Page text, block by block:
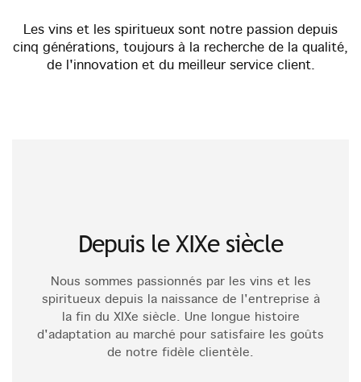
Les vins et les spiritueux sont notre passion depuis
cinq générations, toujours à la recherche de la qualité,
de l'innovation et du meilleur service client.
Depuis le XIXe siècle
Nous sommes passionnés par les vins et les
spiritueux depuis la naissance de l'entreprise à
la fin du XIXe siècle. Une longue histoire
d'adaptation au marché pour satisfaire les goûts
de notre fidèle clientèle.